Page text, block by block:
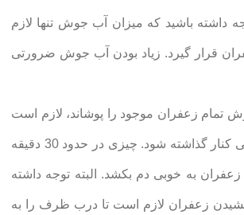
داشته باشید که میزان آب جوش تنها لازم
قرار گیرد. زیاد بودن آب جوش ضرورتی
تمام زعفران موجود را پوشاند، لازم است
تا زعفران برای مدتی کنار گذاشته شود. چیزی در حدود 30 دقیقه
به خوبی دم بکشد. البته توجه داشته
زعفران لازم است تا درب ظرف را به